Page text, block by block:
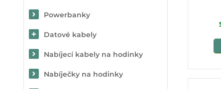
Powerbanky
Datové kabely
Nabíjecí kabely na hodinky
Nabíječky na hodinky